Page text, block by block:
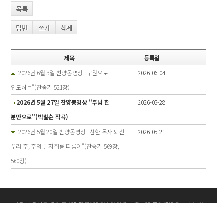
목록
답변 쓰기 삭제
제목
등록일
2026년 6월 3일 찬양동영상 "구원으로
인도하는"(찬송가 521장)
2026-06-04
2026년 5월 27일 찬양동영상 "주님 한
분만으로"(박철순 작곡)
2026-05-28
2026년 5월 20일 찬양동영상 "선한 목자 되신
우리 주, 주의 발자취를 따름이"(찬송가 569장,
560장)
2026-05-21